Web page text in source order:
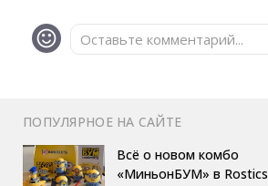
Оставьте комментарий...
ПОПУЛЯРНОЕ НА САЙТЕ
Всё о новом комбо
«МиньонБУМ» в Rostics